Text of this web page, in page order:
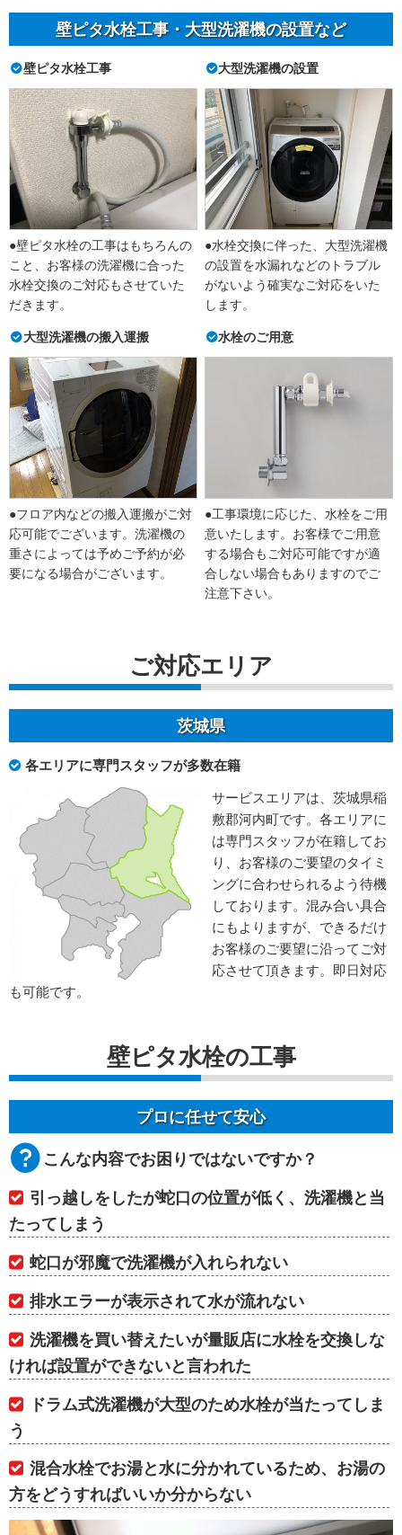
壁ピタ水栓工事・大型洗濯機の設置など
壁ピタ水栓工事
●壁ピタ水栓の工事はもちろんの
こと、お客様の洗濯機に合った
水栓交換のご対応もさせていた
だきます。
大型洗濯機の設置
●水栓交換に伴った、大型洗濯機
の設置を水漏れなどのトラブル
がないよう確実なご対応をいた
します。
大型洗濯機の搬入運搬
●フロア内などの搬入運搬がご対
応可能でございます。洗濯機の
重さによっては予めご予約が必
要になる場合がございます。
水栓のご用意
●工事環境に応じた、水栓をご用
意いたします。お客様でご用意
する場合もご対応可能ですが適
合しない場合もありますのでご
注意下さい。
ご対応エリア
茨城県
各エリアに専門スタッフが多数在籍
サービスエリアは、茨城県稲
敷郡河内町です。各エリアに
は専門スタッフが在籍してお
り、お客様のご要望のタイミ
ングに合わせられるよう待機
しております。混み合い具合
にもよりますが、できるだけ
お客様のご要望に沿ってご対
応させて頂きます。即日対応
も可能です。
壁ピタ水栓の工事
プロに任せて安心
こんな内容でお困りではないですか？
引っ越しをしたが蛇口の位置が低く、洗濯機と当
たってしまう
蛇口が邪魔で洗濯機が入れられない
排水エラーが表示されて水が流れない
洗濯機を買い替えたいが量販店に水栓を交換しな
ければ設置ができないと言われた
ドラム式洗濯機が大型のため水栓が当たってしま
う
混合水栓でお湯と水に分かれているため、お湯の
方をどうすればいいか分からない